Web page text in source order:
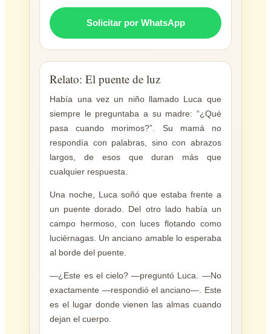
Solicitar por WhatsApp
Relato: El puente de luz
Había una vez un niño llamado Luca que
siempre le preguntaba a su madre: “¿Qué
pasa cuando morimos?”. Su mamá no
respondía con palabras, sino con abrazos
largos, de esos que duran más que
cualquier respuesta.
Una noche, Luca soñó que estaba frente a
un puente dorado. Del otro lado había un
campo hermoso, con luces flotando como
luciérnagas. Un anciano amable lo esperaba
al borde del puente.
—¿Este es el cielo? —preguntó Luca. —No
exactamente —respondió el anciano—. Este
es el lugar donde vienen las almas cuando
dejan el cuerpo.